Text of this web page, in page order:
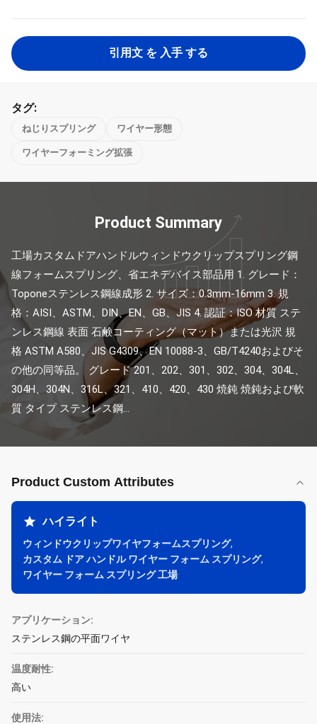
引用文 を 入手 する
タグ:
ねじりスプリング ワイヤー形態
ワイヤーフォーミング拡張
Product Summary
工場カスタムドアハンドルウィンドウクリップスプリング鋼
線フォームスプリング、省エネデバイス部品用 1. グレード：
Toponeステンレス鋼線成形 2. サイズ：0.3mm-16mm 3. 規
格：AISI、ASTM、DIN、EN、GB、JIS 4. 認証：ISO 材質 ステ
ンレス鋼線 表面 石鹸コーティング（マット）または光沢 規
格 ASTM A580、JIS G4309、EN 10088-3、GB/T4240およびそ
の他の同等品。 グレード 201、202、301、302、304、304L、
304H、304N、316L、321、410、420、430 焼鈍 焼鈍および軟
質 タイプ ステンレス鋼...
Product Custom Attributes
ハイライト
ウィンドウクリップワイヤフォームスプリング,
カスタム ドア ハンドル ワイヤー フォーム スプリング,
ワイヤー フォーム スプリング 工場
アプリケーション:
ステンレス鋼の平面ワイヤ
温度耐性:
高い
使用法: